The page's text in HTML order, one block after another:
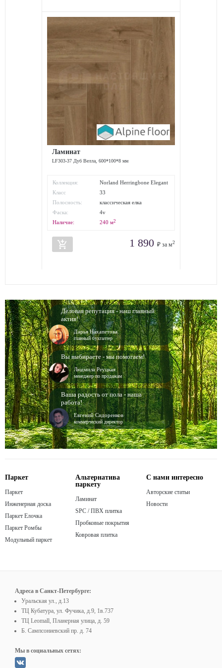
Ламинат
LF303-37 Дуб Велла, 600*100*8 мм
Коллекция:
Norland Herringbone Elegant
Класс
износостойкости:
33
Полосность:
классическая елка
Фаска:
4v
Наличие:
240 м2
add_shopping_cart 1 890 ₽ за м2
Деловая репутация - наш главный
актив!
Дарья Нахапетова
главный бухгалтер
Вы выбираете - мы помогаем!
Людмила Реуцкая
менеджер по продажам
Ваша радость от пола - наша
работа!
Евгений Сидоренков
коммерческий директор
Паркет
Паркет
Инженерная доска
Паркет Елочка
Паркет Ромбы
Модульный паркет
Альтернатива
паркету
Ламинат
SPC / ПВХ плитка
Пробковые покрытия
Ковровая плитка
С нами интересно
Авторские статьи
Новости
Адреса в Санкт-Петербурге:
Уральская ул., д.13
ТЦ Кубатура, ул. Фучика, д.9, 1в.737
ТЦ Leomall, Планерная улица, д. 59
Б. Сампсониевский пр. д. 74
Мы в социальных сетях: